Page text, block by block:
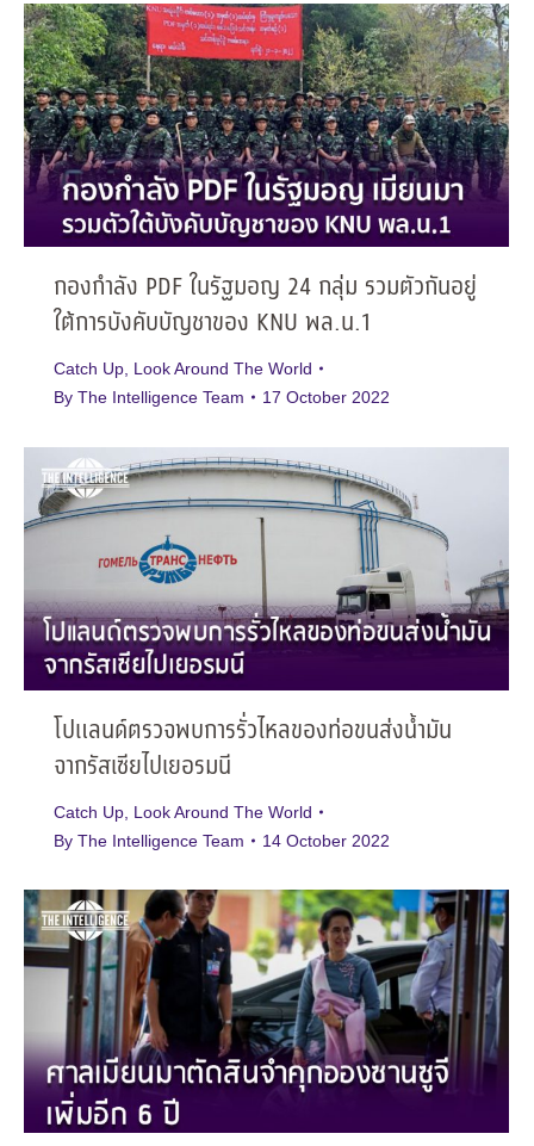
กองกำลัง PDF ในรัฐมอญ 24 กลุ่ม รวมตัวกันอยู่
ใต้การบังคับบัญชาของ KNU พล.น.1
Catch Up Look Around The World
By The Intelligence Team 17 October 2022
โปแลนด์ตรวจพบการรั่วไหลของท่อขนส่งน้ำมัน
จากรัสเซียไปเยอรมนี
Catch Up Look Around The World
By The Intelligence Team 14 October 2022